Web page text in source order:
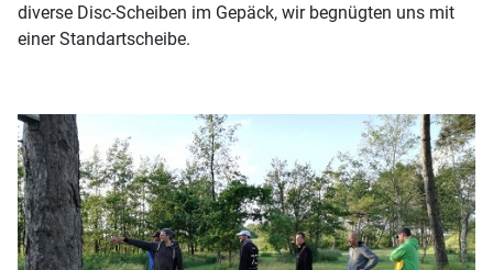
diverse Disc-Scheiben im Gepäck, wir begnügten uns mit
einer Standartscheibe.